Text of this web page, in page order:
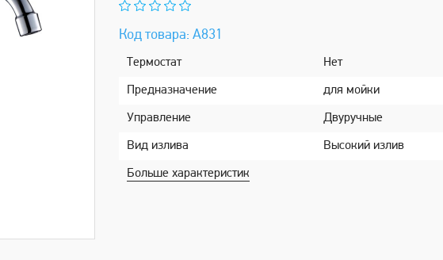
Код товара: А831
Термостат Нет
Предназначение для мойки
Управление Двуручные
Вид излива Высокий излив
Больше характеристик